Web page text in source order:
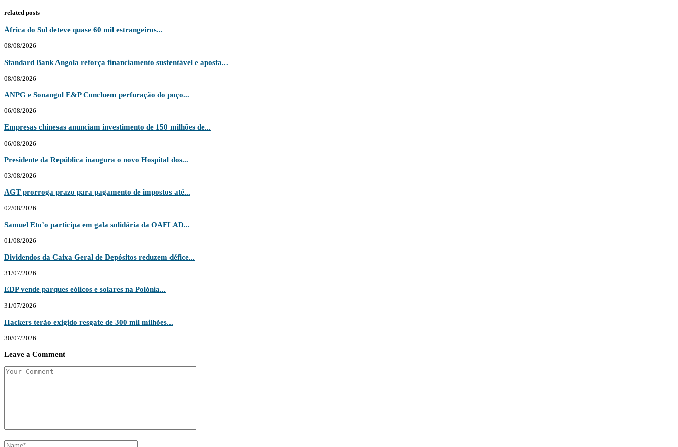
related posts
África do Sul deteve quase 60 mil estrangeiros...
08/08/2026
Standard Bank Angola reforça financiamento sustentável e aposta...
08/08/2026
ANPG e Sonangol E&P Concluem perfuração do poço...
06/08/2026
Empresas chinesas anunciam investimento de 150 milhões de...
06/08/2026
Presidente da República inaugura o novo Hospital dos...
03/08/2026
AGT prorroga prazo para pagamento de impostos até...
02/08/2026
Samuel Eto’o participa em gala solidária da OAFLAD...
01/08/2026
Dividendos da Caixa Geral de Depósitos reduzem défice...
31/07/2026
EDP vende parques eólicos e solares na Polónia...
31/07/2026
Hackers terão exigido resgate de 300 mil milhões...
30/07/2026
Leave a Comment